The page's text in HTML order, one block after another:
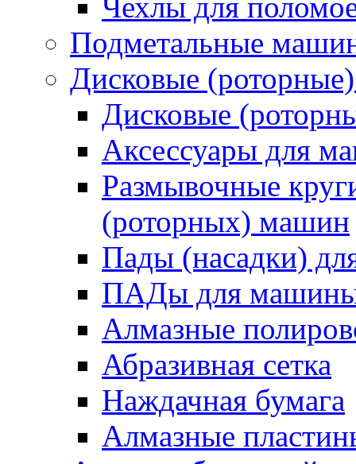
Подметальные
Дисковые
Дисковые
Аксессуары для
Размывочные
(роторных) машин
Пады (насадки)
ПАДы для
Алмазные
Абразивная сетка
Наждачная бумага
Алмазные